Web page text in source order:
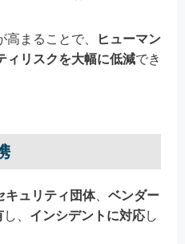
まることで、
ヒューマン
ィリスクを大幅に低減でき
キュリティ団体、 ベンダー
し、 インシデントに対応し